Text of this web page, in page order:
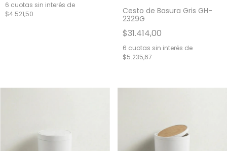
6 cuotas sin interés de
$4.521,50
Cesto de Basura Gris GH-
2329G
$31.414,00
6 cuotas sin interés de
$5.235,67